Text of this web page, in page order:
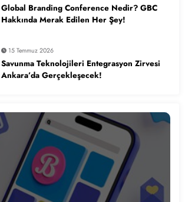
Global Branding Conference Nedir? GBC
Hakkında Merak Edilen Her Şey!
15 Temmuz 2026
Savunma Teknolojileri Entegrasyon Zirvesi
Ankara’da Gerçekleşecek!